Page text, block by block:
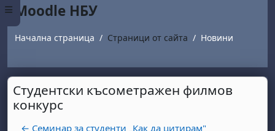
Страничен панел
Moodle НБУ
Начална страница Страници от сайта Новини
Студентски късометражен филмов
конкурс
← Семинар за студенти „Как да цитирам"